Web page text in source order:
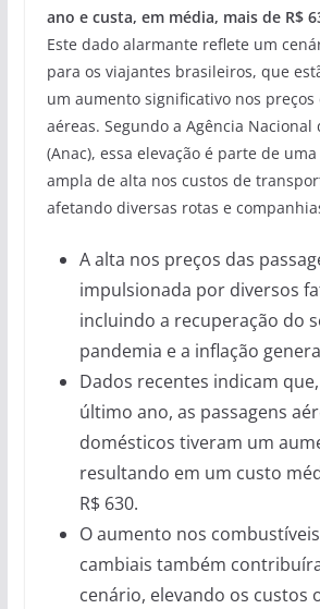
ano e custa, em média, mais de R$
Este dado alarmante reflete um
para os viajantes brasileiros, que
um aumento significativo nos preços
aéreas. Segundo a Agência Nacional
(Anac), essa elevação é parte de
ampla de alta nos custos de
afetando diversas rotas e
A alta nos preços das
impulsionada por diversos
incluindo a recuperação do
pandemia e a inflação
Dados recentes indicam
último ano, as passagens
domésticos tiveram um
resultando em um custo
R$ 630.
O aumento nos
cambiais também
cenário, elevando os custos